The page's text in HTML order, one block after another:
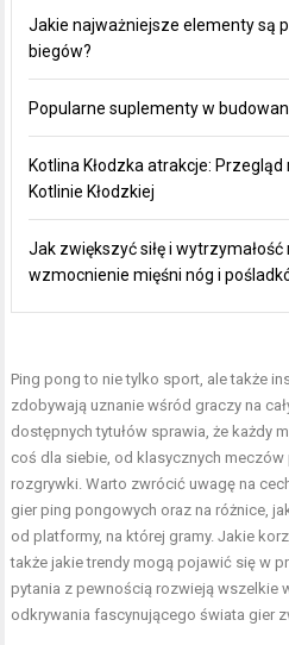
Jakie najważniejsze elementy są
biegów?
Popularne suplementy w
Kotlina Kłodzka atrakcje:
Kotlinie Kłodzkiej
Jak zwiększyć siłę i
wzmocnienie mięśni nóg i
Ping pong to nie tylko sport, ale także
zdobywają uznanie wśród graczy na
dostępnych tytułów sprawia, że każdy
coś dla siebie, od klasycznych
rozgrywki. Warto zwrócić uwagę na
gier ping pongowych oraz na różnice,
od platformy, na której gramy. Jakie
także jakie trendy mogą pojawić się w
pytania z pewnością rozwieją wszelkie
odkrywania fascynującego świata gier